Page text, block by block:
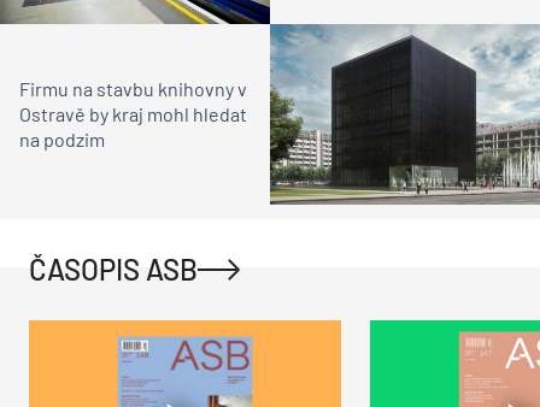
Firmu na stavbu knihovny v
Ostravě by kraj mohl hledat
na podzim
ČASOPIS ASB